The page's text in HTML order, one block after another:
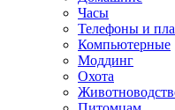
Часы
Телефоны и
Компьютерные
Моддинг
Охота